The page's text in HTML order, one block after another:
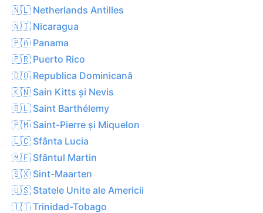
🇳🇱 Netherlands Antilles
🇳🇮 Nicaragua
🇵🇦 Panama
🇵🇷 Puerto Rico
🇩🇴 Republica Dominicană
🇰🇳 Sain Kitts și Nevis
🇧🇱 Saint Barthélemy
🇵🇲 Saint-Pierre și Miquelon
🇱🇨 Sfânta Lucia
🇲🇫 Sfântul Martin
🇸🇽 Sint-Maarten
🇺🇸 Statele Unite ale Americii
🇹🇹 Trinidad-Tobago